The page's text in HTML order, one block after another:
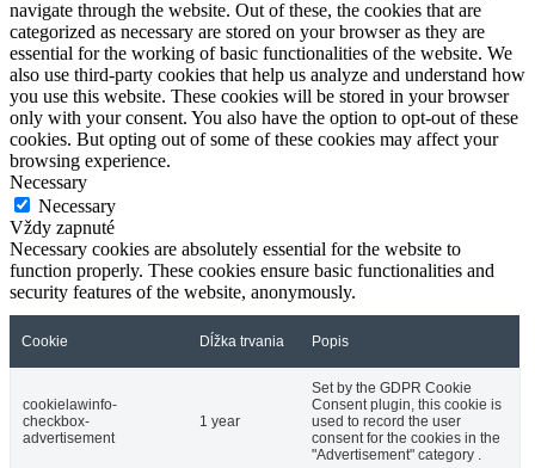
navigate through the website. Out of these, the cookies that are
categorized as necessary are stored on your browser as they are
essential for the working of basic functionalities of the website. We
also use third-party cookies that help us analyze and understand how
you use this website. These cookies will be stored in your browser
only with your consent. You also have the option to opt-out of these
cookies. But opting out of some of these cookies may affect your
browsing experience.
Necessary
Necessary
Vždy zapnuté
Necessary cookies are absolutely essential for the website to
function properly. These cookies ensure basic functionalities and
security features of the website, anonymously.
Cookie Dĺžka trvania Popis
cookielawinfo-
checkbox-
advertisement
1 year
Set by the GDPR Cookie
Consent plugin, this cookie is
used to record the user
consent for the cookies in the
"Advertisement" category .